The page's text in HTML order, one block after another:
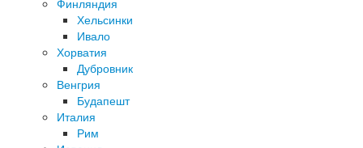
Финляндия
Хельсинки
Ивало
Хорватия
Дубровник
Венгрия
Будапешт
Италия
Рим